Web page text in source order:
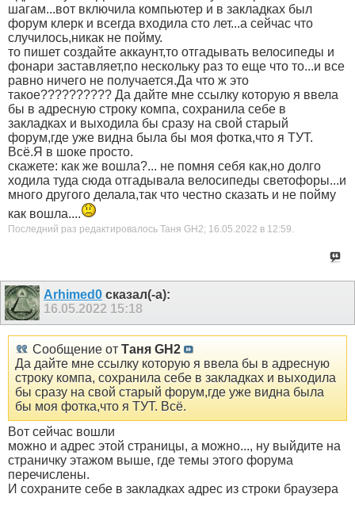
шагам...вот включила компьютер и в закладках был
форум клерк и всегда входила сто лет...а сейчас что
случилось,никак не пойму.
то пишет создайте аккаунт,то отгадывать велосипеды и
фонари заставляет,по нескольку раз то еще что то...и все
равно ничего не получается.Да что ж это
такое?????????? Да дайте мне ссылку которую я ввела
бы в адресную строку компа, сохранила себе в
закладках и выходила бы сразу на свой старый
форум,где уже видна была бы моя фотка,что я ТУТ.
Всё.Я в шоке просто.
скажете: как же вошла?... не помня себя как,но долго
ходила туда сюда отгадывала велосипеды светофоры...и
много другого делала,так что честно сказать и не пойму
как вошла....
Последний раз редактировалось Таня GH2; 16.05.2022 в 12:59.
Arhimed0 сказал(-а):
16.05.2022 15:18
Сообщение от Таня GH2
Да дайте мне ссылку которую я ввела бы в адресную
строку компа, сохранила себе в закладках и выходила
бы сразу на свой старый форум,где уже видна была
бы моя фотка,что я ТУТ. Всё.
Вот сейчас вошли
можно и адрес этой страницы, а можно..., ну выйдите на
страничку этажом выше, где темы этого форума
перечислены.
И сохраните себе в закладках адрес из строки браузера